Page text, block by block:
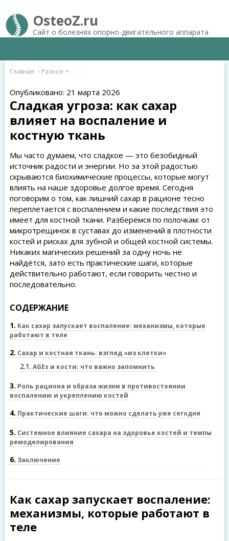
OsteoZ.ru
Сайт о болезнях опорно-двигательного аппарата
Главная Разное
Опубликовано: 21 марта 2026
Сладкая угроза: как сахар
влияет на воспаление и
костную ткань
Мы часто думаем, что сладкое — это безобидный
источник радости и энергии. Но за этой радостью
скрываются биохимические процессы, которые могут
влиять на наше здоровье долгое время. Сегодня
поговорим о том, как лишний сахар в рационе тесно
переплетается с воспалением и какие последствия это
имеет для костной ткани. Разберёмся по полочкам: от
микротрещинок в суставах до изменений в плотности
костей и рисках для зубной и общей костной системы.
Никаких магических решений за одну ночь не
найдётся, зато есть практические шаги, которые
действительно работают, если говорить честно и
последовательно.
СОДЕРЖАНИЕ
1 Как сахар запускает воспаление: механизмы, которые
работают в теле
2 Сахар и костная ткань: взгляд «из клетки»
2.1 AGEs и кости: что важно запомнить
3 Роль рациона и образа жизни в противостоянии
воспалению и укреплению костей
4 Практические шаги: что можно сделать уже сегодня
5 Системное влияние сахара на здоровье костей и темпы
ремоделирования
6 Заключение
Как сахар запускает воспаление:
механизмы, которые работают в
теле